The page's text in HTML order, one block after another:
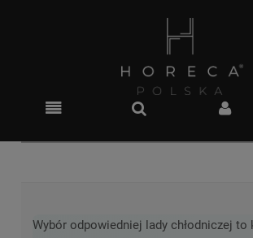
Wybór odpowiedniej lady chłodniczej to